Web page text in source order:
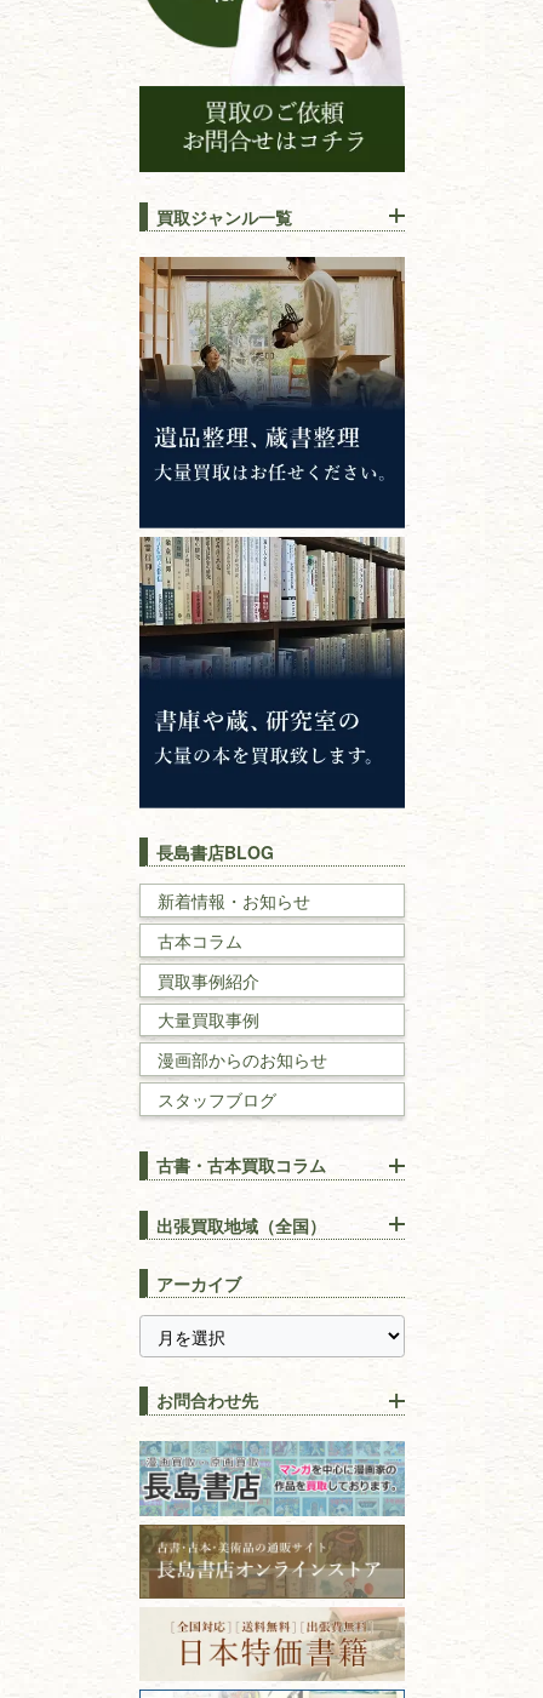
買取ジャンル一覧
江戸時代の書物
唐本・漢籍・
中国書物・朝鮮本
錦絵・浮世絵・版画・刷り物
専門書・ 学術書
哲学書・思想書
心理学・倫理学
仏教書
神道・神社仏閣
イスラム教
キリスト教
戦記・戦史
国文学・
理工書
数学書・物理学書
建築書
漢方・鍼灸・東洋医学
易学・占い
スピリチュアル・
全集・
趣味・教養
書道
拓本・法帖・碑帖
篆刻・印譜
書道具
美術書・アート本・
デザイン本
長島書店BLOG
新着情報・お知らせ
古本コラム
買取事例紹介
大量買取事例
漫画部からのお知らせ
スタッフブログ
古書・古本買取コラム
りOK！効率的に売る方法
宅配買取は古本を送るだけ！
長島書店の便利な買取サービ
ス
【持ち込み買取】店頭で簡単
に古本を売るメリットとは？
上手な売り方のコツを解説
因！適切な管理で長持ちさせ
るコツ
古本は汚れていると買取でき
ない？適切な保管方法とクリ
ーニング！
ISBNコードとは？書籍の識別
番号の意味と役割を解説
価値ある古書を売るポイント
と注意点
出張買取地域（全国）
千葉県
神奈川県
静岡県
山梨県
新潟県
長野県
愛知県
石川県
福井県
福島県
富山県
青森県
岩手県
宮城県
秋田県
山形県
岐阜県
三重県
滋賀県
アーカイブ
お問合わせ先
古本買取専門店 長島書店
フリーダイヤル：0120-414-548
電話：03-3512-8115
FAX：03-3512-8116
古物商許可：東京都公安委員会 第
301028901712号
古物商名称：有限会社長島書店